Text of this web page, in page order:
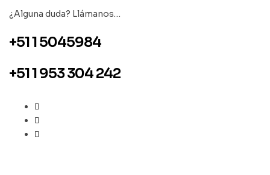
¿Alguna duda? Llámanos…
+51 1 5045984
+51 1 953 304 242